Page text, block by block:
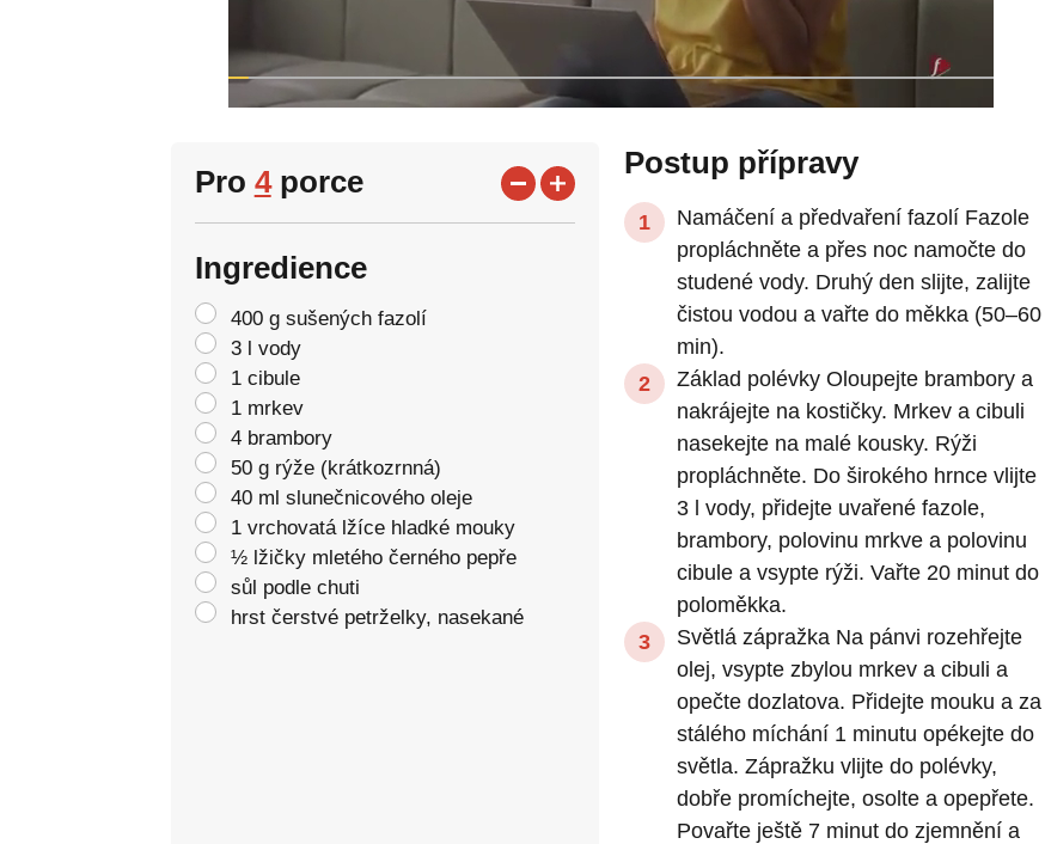
Pro 4porce
Ingredience
400 g sušených fazolí
3 l vody
1 cibule
1 mrkev
4 brambory
50 g rýže (krátkozrnná)
40 ml slunečnicového oleje
1 vrchovatá lžíce hladké mouky
½ lžičky mletého černého pepře
sůl podle chuti
hrst čerstvé petrželky, nasekané
Postup přípravy
Namáčení a předvaření fazolí Fazole
propláchněte a přes noc namočte do
studené vody. Druhý den slijte, zalijte
čistou vodou a vařte do měkka (50–60
min).
Základ polévky Oloupejte brambory a
nakrájejte na kostičky. Mrkev a cibuli
nasekejte na malé kousky. Rýži
propláchněte. Do širokého hrnce vlijte
3 l vody, přidejte uvařené fazole,
brambory, polovinu mrkve a polovinu
cibule a vsypte rýži. Vařte 20 minut do
poloměkka.
Světlá zápražka Na pánvi rozehřejte
olej, vsypte zbylou mrkev a cibuli a
opečte dozlatova. Přidejte mouku a za
stálého míchání 1 minutu opékejte do
světla. Zápražku vlijte do polévky,
dobře promíchejte, osolte a opepřete.
Povařte ještě 7 minut do zjemnění a